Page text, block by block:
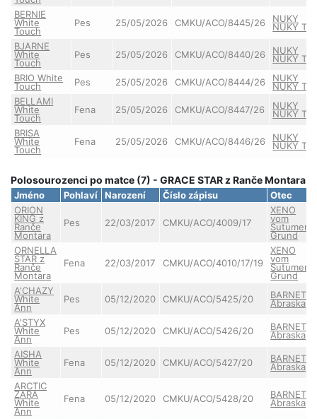
BERNIE
White
Touch
Pes 25/05/2026 CMKU/ACO/8445/26 NUKY
NUKY
BJARNE
White
Touch
Pes 25/05/2026 CMKU/ACO/8440/26 NUKY
NUKY
BRIO White
Touch Pes 25/05/2026 CMKU/ACO/8444/26 NUKY
NUKY
BELLAMI
White
Touch
Fena 25/05/2026 CMKU/ACO/8447/26 NUKY
NUKY
BRISA
White
Touch
Fena 25/05/2026 CMKU/ACO/8446/26 NUKY
NUKY
Polosourozenci po matce (7) - GRACE STAR z Ranče Montara
Jméno Pohlaví Narození Číslo zápisu
Otec
ORION
KING z
Ranče
Montara
Pes 22/03/2017 CMKU/ACO/4009/17
XENO
vom
Sutumer-
Grund
ORNELLA
STAR z
Ranče
Montara
Fena 22/03/2017 CMKU/ACO/4010/17/19
XENO
vom
Sutumer-
Grund
A'CHAZY
White
Ann
Pes 05/12/2020 CMKU/ACO/5425/20 BARNET
Abraska
A'STYX
White
Ann
Pes 05/12/2020 CMKU/ACO/5426/20 BARNET
Abraska
AISHA
White
Ann
Fena 05/12/2020 CMKU/ACO/5427/20 BARNET
Abraska
ARCTIC
ZARA
White
Ann
Fena 05/12/2020 CMKU/ACO/5428/20 BARNET
Abraska